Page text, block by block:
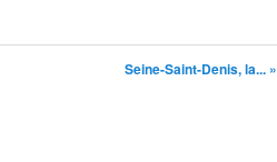
Seine-Saint-Denis, la... »